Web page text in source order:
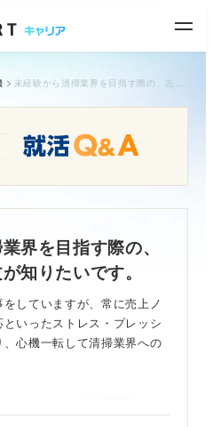
界を目指す際の、
知りたいです。
していますが、常に売上ノ
いったストレス・プレッシ
心機一転して清掃業界への
たくなく、志望動機で「な